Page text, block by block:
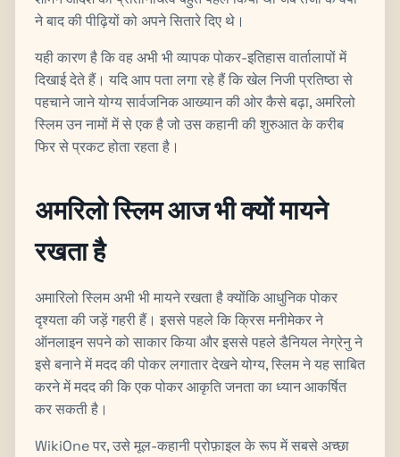
ने बाद की पीढ़ियों को अपने सितारे दिए थे।
यही कारण है कि वह अभी भी व्यापक पोकर-इतिहास वार्तालापों में
दिखाई देते हैं। यदि आप पता लगा रहे हैं कि खेल निजी प्रतिष्ठा से
पहचाने जाने योग्य सार्वजनिक आख्यान की ओर कैसे बढ़ा, अमरिलो
स्लिम उन नामों में से एक है जो उस कहानी की शुरुआत के करीब
फिर से प्रकट होता रहता है।
अमरिलो स्लिम आज भी क्यों मायने
रखता है
अमारिलो स्लिम अभी भी मायने रखता है क्योंकि आधुनिक पोकर
दृश्यता की जड़ें गहरी हैं। इससे पहले कि क्रिस मनीमेकर ने
ऑनलाइन सपने को साकार किया और इससे पहले डैनियल नेग्रेनु ने
इसे बनाने में मदद की पोकर लगातार देखने योग्य, स्लिम ने यह साबित
करने में मदद की कि एक पोकर आकृति जनता का ध्यान आकर्षित
कर सकती है।
WikiOne पर, उसे मूल-कहानी प्रोफ़ाइल के रूप में सबसे अच्छा